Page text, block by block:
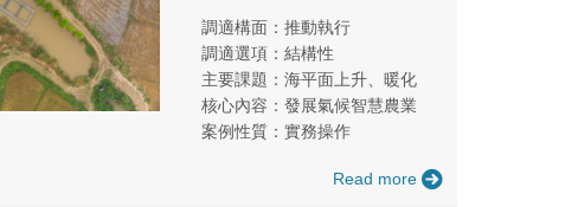
調適構面：推動執行
調適選項：結構性
主要課題：海平面上升、暖化
核心內容：發展氣候智慧農業
案例性質：實務操作
Read more